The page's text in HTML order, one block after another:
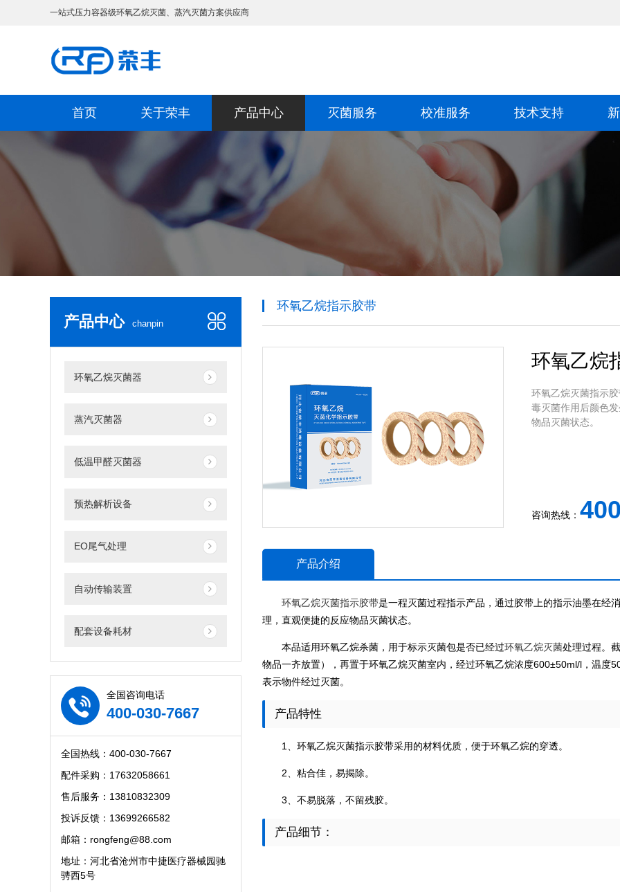
一站式压力容器级环氧乙烷灭菌、蒸汽灭菌方案供应商
首页 关于荣丰 产品中心 灭菌服务 校准服务 技术支持
产品中心 chanpin
环氧乙烷灭菌器
蒸汽灭菌器
低温甲醛灭菌器
预热解析设备
EO尾气处理
自动传输装置
配套设备耗材
全国咨询电话
400-030-7667
全国热线：400-030-7667
配件采购：17632058661
售后服务：13810832309
投诉反馈：13699266582
邮箱：rongfeng@88.com
地址：河北省沧州市中捷医疗器械园驰
骋西5号
环氧乙烷指示胶带
环氧乙烷
环氧乙烷灭菌指示
毒灭菌作用后颜色
物品灭菌状态。
咨询热线：
产品介绍
环氧乙烷灭菌指示胶带是一程灭菌过程指示产品，通过胶带上的指示油墨在经
理，直观便捷的反应物品灭菌状态。
本品适用环氧乙烷杀菌，用于标示灭菌包是否已经过环氧乙烷灭菌处理过程。
物品一齐放置），再置于环氧乙烷灭菌室内，经过环氧乙烷浓度600±50ml/l，温
表示物件经过灭菌。
产品特性
1、环氧乙烷灭菌指示胶带采用的材料优质，便于环氧乙烷的穿透。
2、粘合佳，易揭除。
3、不易脱落，不留残胶。
产品细节：